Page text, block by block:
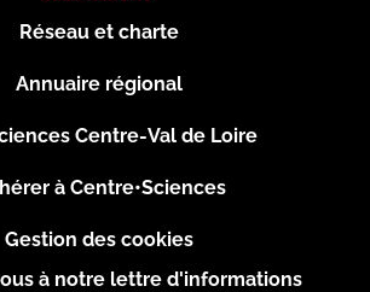
Réseau et charte
Annuaire régional
Centre-Val de Loire
à Centre•Sciences
Gestion des cookies
à notre lettre d'informations